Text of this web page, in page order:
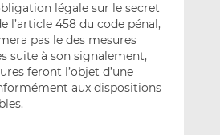
légale sur le secret
l’article 458 du code pénal,
pas le des mesures
suite à son signalement,
feront l’objet d’une
aux dispositions